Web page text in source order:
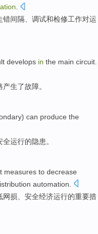
间隔、 调试和检修工作对运
develops in the main circuit
产生了故障。
) can produce the
全运行的隐患。
measures to decrease
automation
网损 安全经济运行的重要措